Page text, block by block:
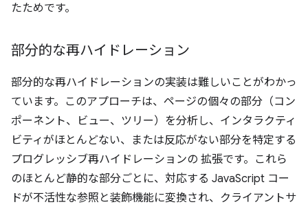
たためです。
部分的な再ハイドレーション
部分的な再ハイドレーションの実装は難しいことがわかっ
ています。このアプローチは、ページの個々の部分（コン
ポーネント、ビュー、ツリー）を分析し、インタラクティ
ビティがほとんどない、または反応がない部分を特定する
プログレッシブ再ハイドレーションの 拡張です。これら
のほとんど静的な部分ごとに、対応する JavaScript コー
ドが不活性な参照と装飾機能に変換され、クライアントサ